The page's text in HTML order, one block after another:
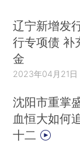
辽宁新增发
行专项债 补
金
2023年04月21日
沈阳市重掌
血恒大如何
十二